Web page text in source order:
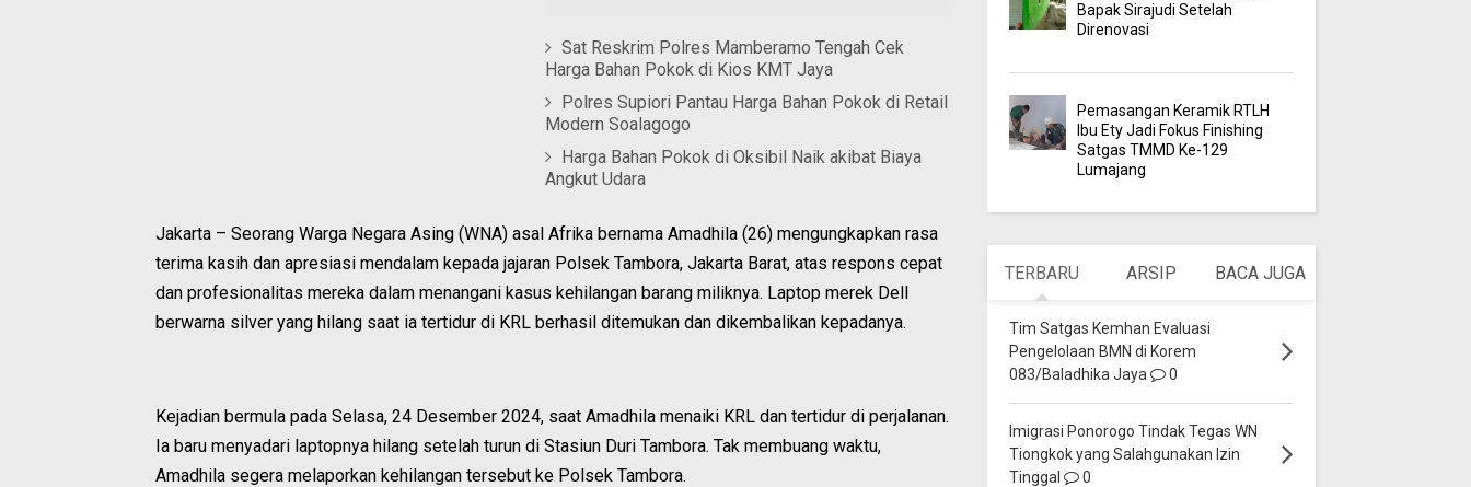
Sat Reskrim Polres Mamberamo Tengah Cek
Harga Bahan Pokok di Kios KMT Jaya
Polres Supiori Pantau Harga Bahan Pokok di Retail
Modern Soalagogo
Harga Bahan Pokok di Oksibil Naik akibat Biaya
Angkut Udara
Jakarta – Seorang Warga Negara Asing (WNA) asal Afrika bernama Amadhila (26) mengungkapkan rasa
terima kasih dan apresiasi mendalam kepada jajaran Polsek Tambora, Jakarta Barat, atas respons cepat
dan profesionalitas mereka dalam menangani kasus kehilangan barang miliknya. Laptop merek Dell
berwarna silver yang hilang saat ia tertidur di KRL berhasil ditemukan dan dikembalikan kepadanya.
Kejadian bermula pada Selasa, 24 Desember 2024, saat Amadhila menaiki KRL dan tertidur di perjalanan.
Ia baru menyadari laptopnya hilang setelah turun di Stasiun Duri Tambora. Tak membuang waktu,
Amadhila segera melaporkan kehilangan tersebut ke Polsek Tambora.
Bapak Sirajudi Setelah
Direnovasi
Pemasangan Keramik RTLH
Ibu Ety Jadi Fokus Finishing
Satgas TMMD Ke-129
Lumajang
TERBARU ARSIP BACA JUGA
Tim Satgas Kemhan Evaluasi
Pengelolaan BMN di Korem
083/Baladhika Jaya
0
Imigrasi Ponorogo Tindak Tegas WN
Tiongkok yang Salahgunakan Izin
Tinggal
0